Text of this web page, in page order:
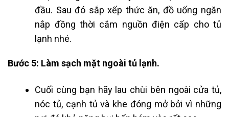
đầu. Sau đó sắp xếp thức ăn, đồ uống ngăn
nắp đồng thời cắm nguồn điện cấp cho tủ
lạnh nhé.
Bước 5: Làm sạch mặt ngoài tủ lạnh.
Cuối cùng bạn hãy lau chùi bên ngoài cửa tủ,
nóc tủ, cạnh tủ và khe đóng mở bởi vì những